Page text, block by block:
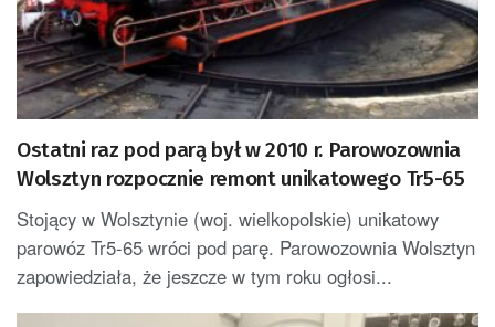
Ostatni raz pod parą był w 2010 r. Parowozownia
Wolsztyn rozpocznie remont unikatowego Tr5-65
Stojący w Wolsztynie (woj. wielkopolskie) unikatowy
parowóz Tr5-65 wróci pod parę. Parowozownia Wolsztyn
zapowiedziała, że jeszcze w tym roku ogłosi...